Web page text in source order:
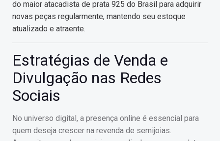
do maior atacadista de prata 925 do Brasil para adquirir
novas peças regularmente, mantendo seu estoque
atualizado e atraente.
Estratégias de Venda e
Divulgação nas Redes
Sociais
No universo digital, a presença online é essencial para
quem deseja crescer na revenda de semijoias.